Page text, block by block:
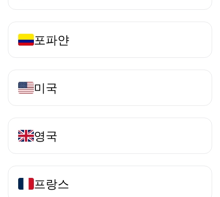
포파얀
미국
영국
프랑스